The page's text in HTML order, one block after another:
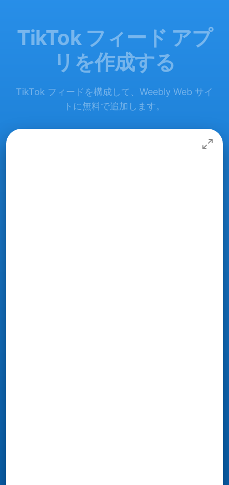
TikTok フィード アプ
リを作成する
TikTok フィードを構成して、Weebly Web サイ
トに無料で追加します。